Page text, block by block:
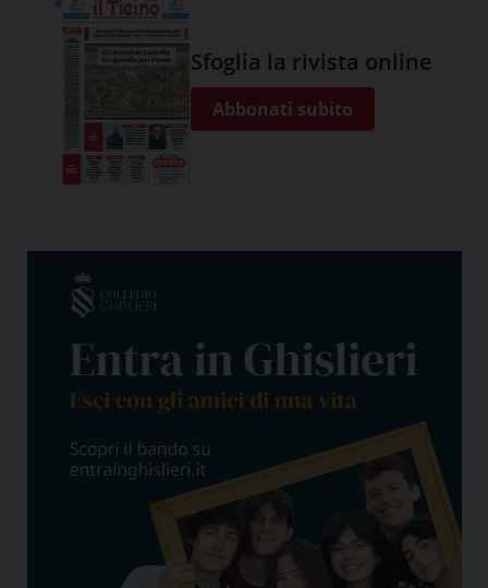
Sfoglia la rivista online
Abbonati subito